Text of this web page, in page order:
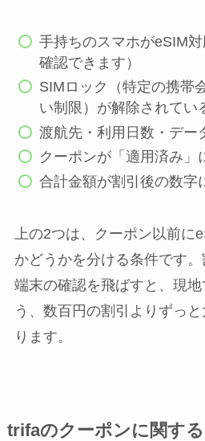
手持ちのスマホがeSIM
確認できます）
SIMロック（特定の携帯
い制限）が解除されてい
渡航先・利用日数・デー
クーポンが「適用済み」
合計金額が割引後の数字
上の2つは、クーポン以前に
かどうかを分ける条件です
端末の確認を飛ばすと、現
う、数百円の割引よりずっ
ります。
trifaのクーポンに関す